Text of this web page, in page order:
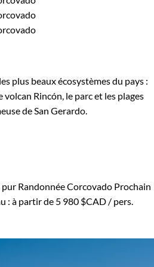
du Sud
plus beaux écosystèmes du pays :
volcan Rincón, le parc et les plages
de San Gerardo.
pur Randonnée Corcovado Prochain
: à partir de 5 980 $CAD / pers.